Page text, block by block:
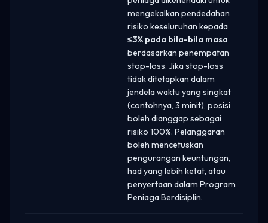
mengekalkan pendedahan
risiko keseluruhan kepada
≤3% pada bila-bila masa
berdasarkan penempatan
stop-loss. Jika stop-loss
tidak ditetapkan dalam
jendela waktu yang singkat
(contohnya, 3 minit), posisi
boleh dianggap sebagai
risiko 100%. Pelanggaran
boleh mencetuskan
pengurangan keuntungan,
had yang lebih ketat, atau
penyertaan dalam Program
Peniaga Berdisiplin.